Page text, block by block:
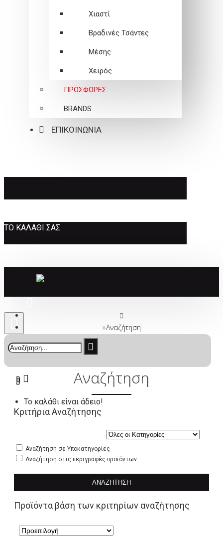
Χιαστί
Βραδινές Τσάντες
Μέσης
Χειρός
ΠΡΟΣΦΟΡΕΣ
BRANDS
ΕΠΙΚΟΙΝΩΝΙΑ
ΤΟ ΚΑΛΆΘΙ ΣΑΣ
0
Το καλάθι είναι άδειο!
Αναζήτηση
Αναζήτηση
Κριτήρια Αναζήτησης
Αναζήτηση σε Υποκατηγορίες
Αναζήτηση στις περιγραφές προϊόντων
ΑΝΑΖΉΤΗΣΗ
Προϊόντα βάση των κριτηρίων αναζήτησης